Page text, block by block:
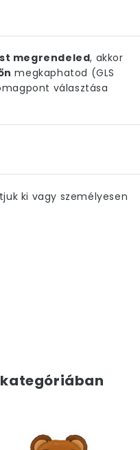
megrendeled, akkor
megkaphatod (GLS
választása
ki vagy személyesen